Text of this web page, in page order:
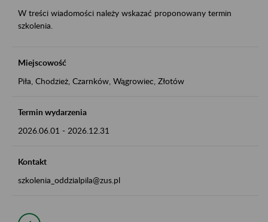
W treści wiadomości należy wskazać proponowany termin
szkolenia.
Miejscowość
Piła, Chodzież, Czarnków, Wągrowiec, Złotów
Termin wydarzenia
2026.06.01 - 2026.12.31
Kontakt
szkolenia_oddzialpila@zus.pl